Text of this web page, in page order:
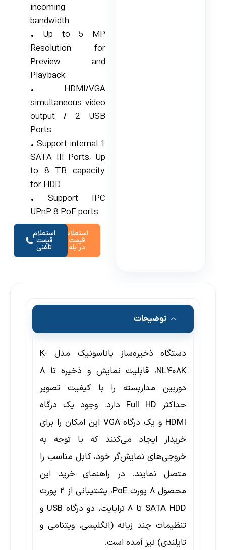
incoming
bandwidth
• Up to 5 MP
Resolution for
Preview and
Playback
• HDMI/VGA
simultaneous video
output / 2 USB
Ports
• Support internal 1
SATA III Ports, Up
to 8 TB capacity
for HDD
• Support IPC
UPnP 8 PoE ports
استعلام
قیمت
در بله
استعلام
قیمت
تلفنی
توضیحات
دستگاه ذخیره‌ساز پاناسونیک مدل K-
NL408K
، قابلیت نمایش و ذخیره تا 8
دوربین مداربسته را با کیفیت تصویر
حداکثر Full HD دارد. وجود یک درگاه
HDMI و یک درگاه VGA این امکان را برای
خریدار ایجاد می‌کنند که با توجه به
خروجی‌های نمایش‌گر خود، کابل مناسب را
متصل نمایند. در راهنمای خرید این
محصول 8 پورت PoE، پشتیبانی از 2 پورت
SATA HDD تا 8 ترابایت، دو درگاه USB و
تنظیمات چند زبانه (انگلیسی، ویتنامی و
تایلندی) نیز آمده است.